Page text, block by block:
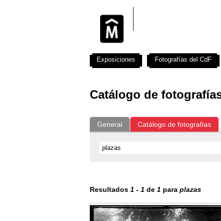
Catálogo de
General Catálogo de fotografías
Resultados 1 - 1 de 1 para plazas
Exposiciones Fotografías del CdF